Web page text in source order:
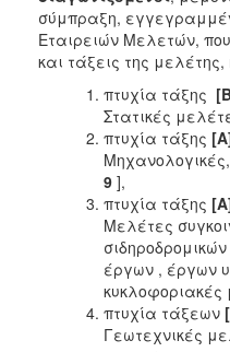
σύμπραξη,
Εταιρειών Μελετών,
και τάξεις της μελέτης,
πτυχία τάξης
Στατικές
πτυχία τάξης
9 ],
πτυχία τάξης
Μελέτες
έργων , έργων
κυκλοφοριακές
πτυχία τάξεων
Γεωτεχνικές